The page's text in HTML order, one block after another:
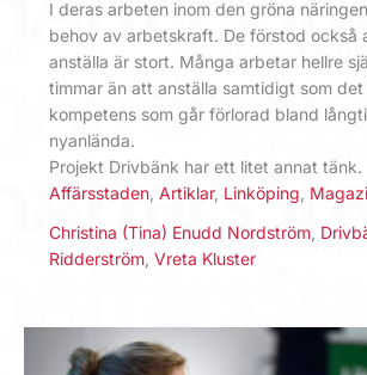
I deras arbeten inom den gröna
behov av arbetskraft. De förstod också
anställa är stort. Många arbetar hellre
timmar än att anställa samtidigt som
kompetens som går förlorad bland
nyanlända.
Projekt Drivbänk har ett litet annat tänk.
Affärsstaden Artiklar, Linköping
Christina (Tina) Enudd Nordström
Ridderström Vreta Kluster